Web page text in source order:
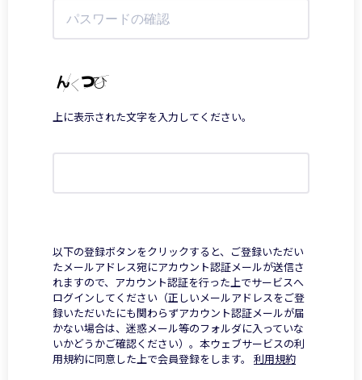
上に表示された文字を入力してください。
以下の登録ボタンをクリックすると、ご登録いただい
たメールアドレス宛にアカウント認証メールが送信さ
れますので、アカウント認証を行った上でサービスへ
ログインしてください（正しいメールアドレスをご登
録いただいたにも関わらずアカウント認証メールが届
かない場合は、迷惑メール等のフォルダに入っていな
いかどうかご確認ください）。本ウェブサービスの利
用規約に同意した上で会員登録をします。 利用規約